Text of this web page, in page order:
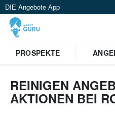
DIE Angebote App
Standort
PROSPEKTE
REINIGEN
AKTIONEN BEI